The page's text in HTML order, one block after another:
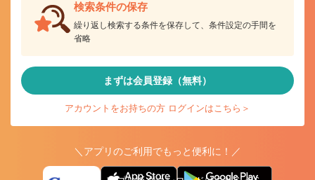
検索条件の保存
繰り返し検索する条件を保存して、条件設定の手間を
省略
まずは会員登録（無料）
アカウントをお持ちの方 ログインはこちら＞
＼アプリのご利用でもっと便利に！／